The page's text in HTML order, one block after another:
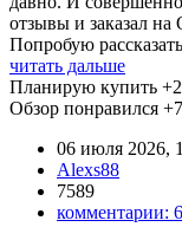
отзывы и заказал на
Попробую
читать дальше
Планирую купить
Обзор понравился
06 июля 2026,
Alexs88
7589
комментарии: